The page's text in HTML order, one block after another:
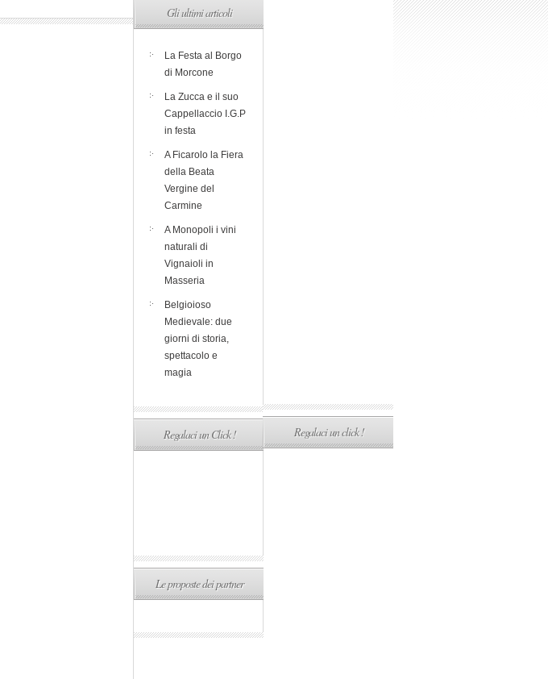
Gli ultimi articoli
La Festa al Borgo
di Morcone
La Zucca e il suo
Cappellaccio I.G.P
in festa
A Ficarolo la Fiera
della Beata
Vergine del
Carmine
A Monopoli i vini
naturali di
Vignaioli in
Masseria
Belgioioso
Medievale: due
giorni di storia,
spettacolo e
magia
Regalaci un Click !
Le proposte dei partner
Regalaci un click !